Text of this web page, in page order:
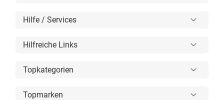
Hilfe / Services
Hilfreiche Links
Topkategorien
Topmarken